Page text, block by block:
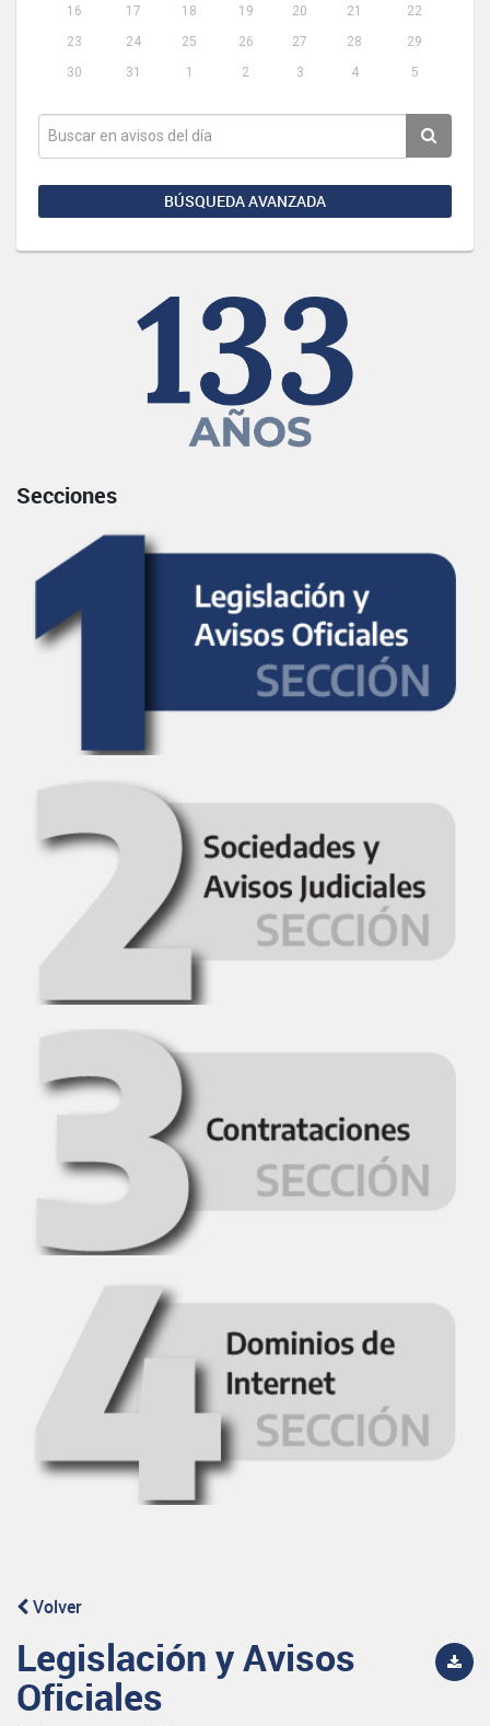
16
17 18 19 20 21
22
23
24 25 26 27 28
29
30
31 1 2 3 4 5
BÚSQUEDA AVANZADA
Secciones
Volver
Legislación y Avisos
Oficiales